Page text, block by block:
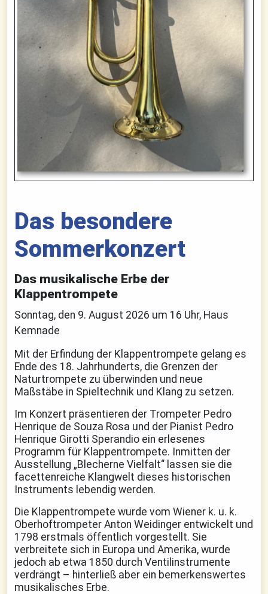
Das besondere
Sommerkonzert
Das musikalische Erbe der
Klappentrompete
Sonntag, den 9. August 2026 um 16 Uhr, Haus
Kemnade
Mit der Erfindung der Klappentrompete gelang es
Ende des 18. Jahrhunderts, die Grenzen der
Naturtrompete zu überwinden und neue
Maßstäbe in Spieltechnik und Klang zu setzen.
Im Konzert präsentieren der Trompeter Pedro
Henrique de Souza Rosa und der Pianist Pedro
Henrique Girotti Sperandio ein erlesenes
Programm für Klappentrompete. Inmitten der
Ausstellung „Blecherne Vielfalt“ lassen sie die
facettenreiche Klangwelt dieses historischen
Instruments lebendig werden.
Die Klappentrompete wurde vom Wiener k. u. k.
Oberhoftrompeter Anton Weidinger entwickelt und
1798 erstmals öffentlich vorgestellt. Sie
verbreitete sich in Europa und Amerika, wurde
jedoch ab etwa 1850 durch Ventilinstrumente
verdrängt – hinterließ aber ein bemerkenswertes
musikalisches Erbe.